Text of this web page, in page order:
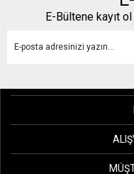
E-Bültene kayıt